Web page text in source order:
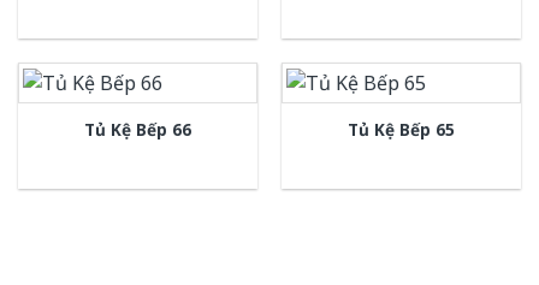
Tủ Kệ Bếp 66 Tủ Kệ Bếp 65